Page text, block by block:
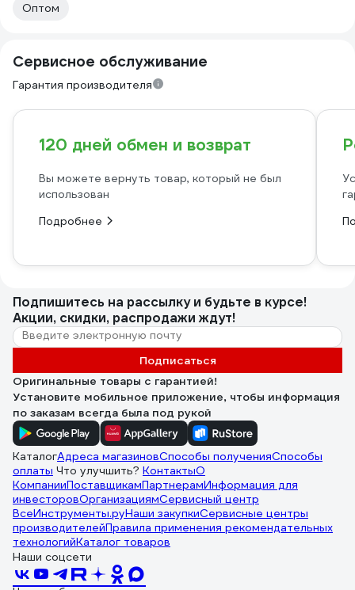
Оптом
Сервисное обслуживание
Гарантия производителя
120 дней обмен и возврат
Вы можете вернуть товар, который не был
использован
Подробнее
Подпишитесь на рассылкуи будьте в курсе!
Акции, скидки, распродажи ждут!
Подписаться
Оригинальные товары с гарантией!
Установите мобильное приложение, чтобы информация
по заказам всегда была под рукой
КаталогАдреса магазиновСпособы полученияСпособы
оплаты Что улучшить? КонтактыО
КомпанииПоставщикамПартнерамИнформация для
инвесторовОрганизациямСервисный центр
ВсеИнструменты.руНаши закупкиСервисные центры
производителейПравила применения рекомендательных
технологийКаталог товаров
Наши соцсети